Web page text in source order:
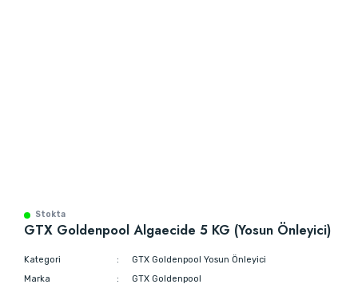
Stokta
GTX Goldenpool Algaecide 5 KG (Yosun Önleyici)
Kategori
GTX Goldenpool Yosun Önleyici
Marka
GTX Goldenpool